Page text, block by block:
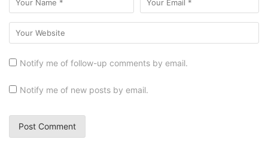
Notify me of follow-up comments by email.
Notify me of new posts by email.